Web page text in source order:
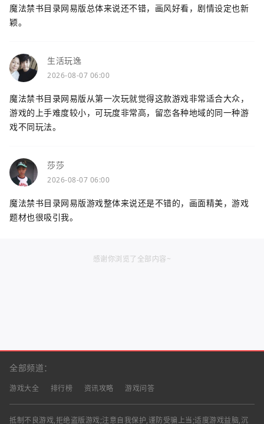
魔法禁书目录网易版总体来说还不错，画风好看，剧情设定也新
颖。
生活玩逸
2026-08-07 06:00
魔法禁书目录网易版从第一次玩就觉得这款游戏非常适合大众，
游戏的上手难度较小，可玩度非常高，留恋各种地域的同一种游
戏不同玩法。
莎莎
2026-08-07 06:00
魔法禁书目录网易版游戏整体来说还是不错的，画面精美，游戏
题材也很吸引我。
感谢你浏览了全部内容~
全部频道：
游戏大全 排行榜 资讯攻略 游戏问答
抵制不良游戏,拒绝盗版游戏;注意自我保护,谨防受骗上当;适度游戏益脑,沉